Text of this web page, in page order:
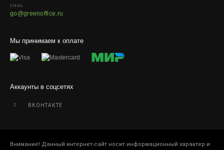
грунты.
искусственные растения.
Для защиты от повреждений рекомендуем оформлять
Мы принимаем к оплате
Аккаунты в соцсетях
ВКОНТАКТЕ
EMAIL
go@greenoffice.ru
Внимание! Данный интернет-сайт носит информационный характер и